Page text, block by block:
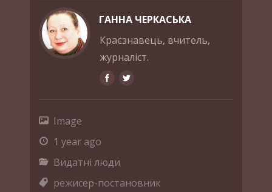
ГАННА ЧЕРКАСЬКА
Краєзнавець, вчитель,
журналіст.
Image
1 year ago
Видатні люди
режисер-постановник